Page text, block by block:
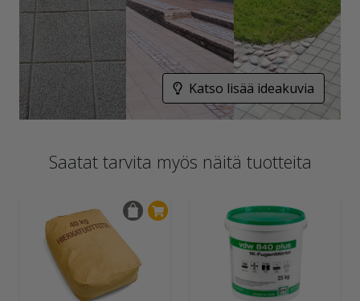
Katso lisää ideakuvia
Saatat tarvita myös näitä tuotteita